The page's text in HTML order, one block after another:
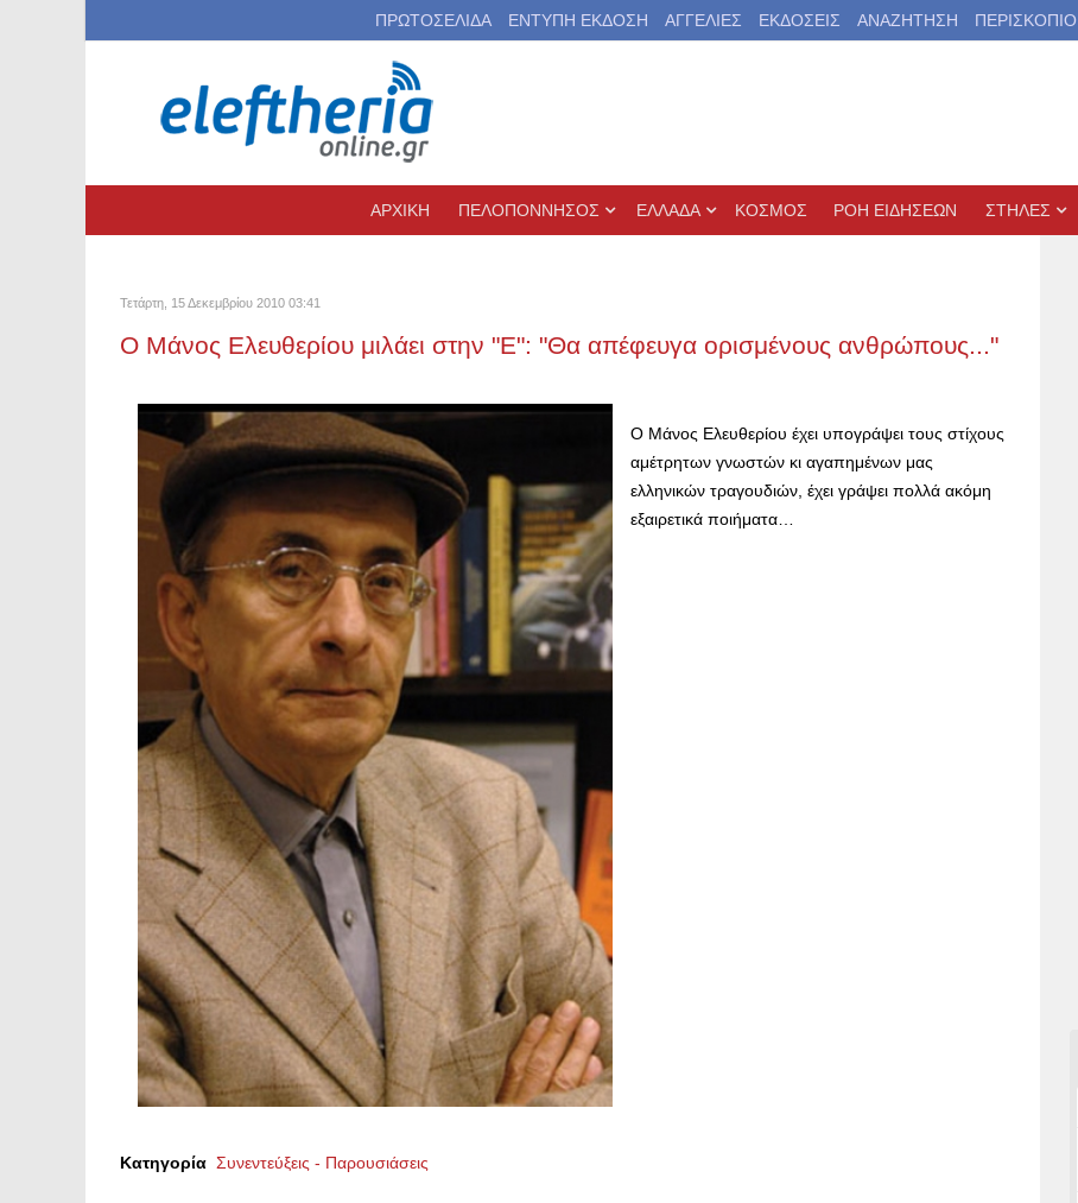
ΠΡΩΤΟΣΕΛΙΔΑ ΕΝΤΥΠΗ ΕΚΔΟΣΗ ΑΓΓΕΛΙΕΣ ΕΚΔΟΣΕΙΣ ΑΝΑΖΗΤΗΣΗ ΠΕΡΙΣΚΟΠΙΟ
ΑΡΧΙΚΗ ΠΕΛΟΠΟΝΝΗΣΟΣ ΕΛΛΑΔΑ ΚΟΣΜΟΣ ΡΟΗ ΕΙΔΗΣΕΩΝ ΣΤΗΛΕΣ
Τετάρτη, 15 Δεκεμβρίου 2010 03:41
Ο Μάνος Ελευθερίου μιλάει στην "Ε": "Θα απέφευγα ορισμένους ανθρώπους..."
Ο Μάνος Ελευθερίου έχει υπογράψει τους στίχους
αμέτρητων γνωστών κι αγαπημένων μας
ελληνικών τραγουδιών, έχει γράψει πολλά ακόμη
εξαιρετικά ποιήματα…
Κατηγορία Συνεντεύξεις - Παρουσιάσεις